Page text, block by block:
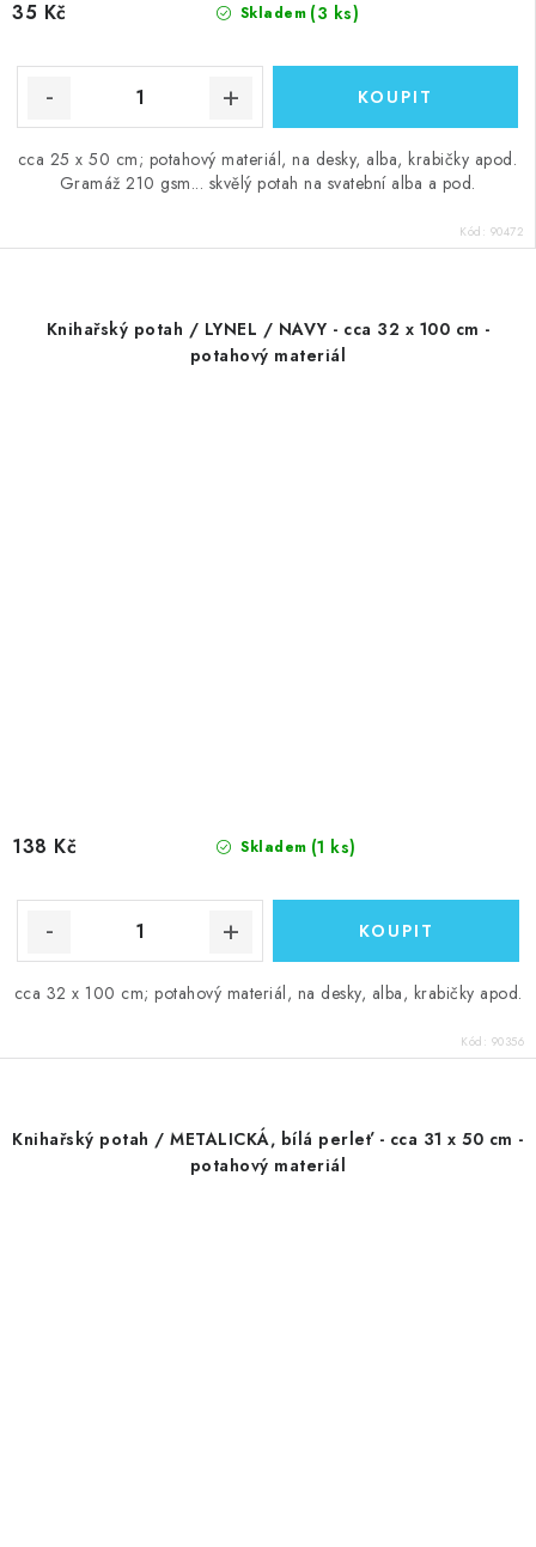
Skladem (3 ks)
35 Kč
cca 25 x 50 cm; potahový materiál, na desky, alba, krabičky apod.
Gramáž 210 gsm... skvělý potah na svatební alba a pod.
Kód: 90472
Knihařský potah / LYNEL / NAVY - cca 32 x 100 cm -
potahový materiál
Skladem (1 ks)
138 Kč
cca 32 x 100 cm; potahový materiál, na desky, alba, krabičky apod.
Kód: 90356
Knihařský potah / METALICKÁ, bílá perleť - cca 31 x 50 cm -
potahový materiál